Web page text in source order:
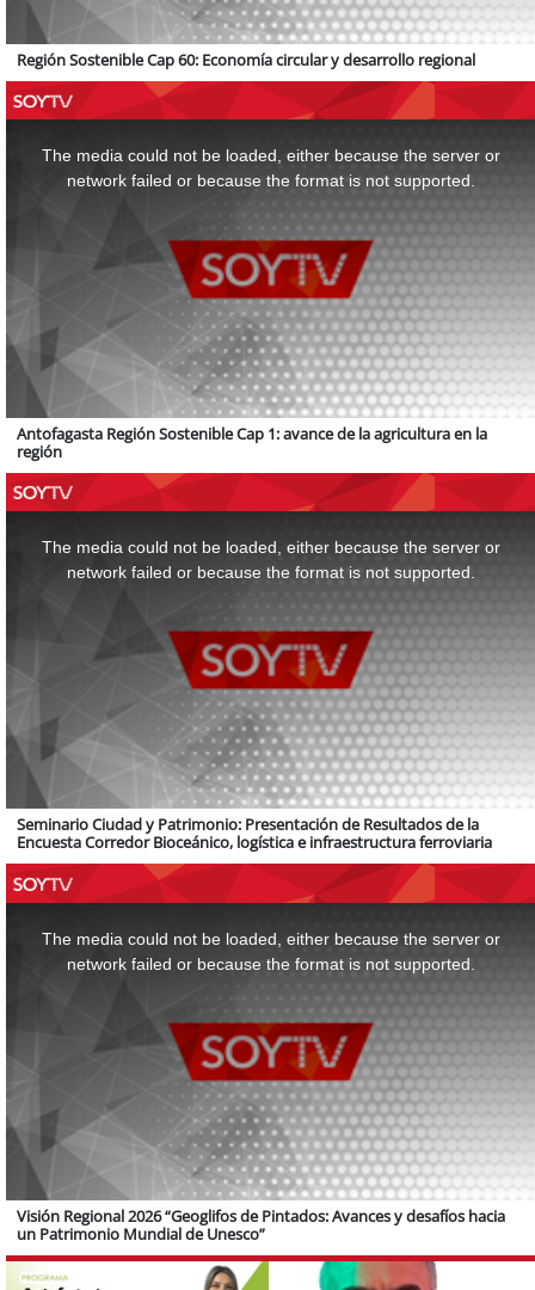
Región Sostenible Cap 60: Economía circular y desarrollo regional
The media could not be loaded, either because the server or
network failed or because the format is not supported.
Antofagasta Región Sostenible Cap 1: avance de la agricultura en la
región
The media could not be loaded, either because the server or
network failed or because the format is not supported.
Seminario Ciudad y Patrimonio: Presentación de Resultados de la
Encuesta Corredor Bioceánico, logística e infraestructura ferroviaria
The media could not be loaded, either because the server or
network failed or because the format is not supported.
Visión Regional 2026 “Geoglifos de Pintados: Avances y desafíos hacia
un Patrimonio Mundial de Unesco”